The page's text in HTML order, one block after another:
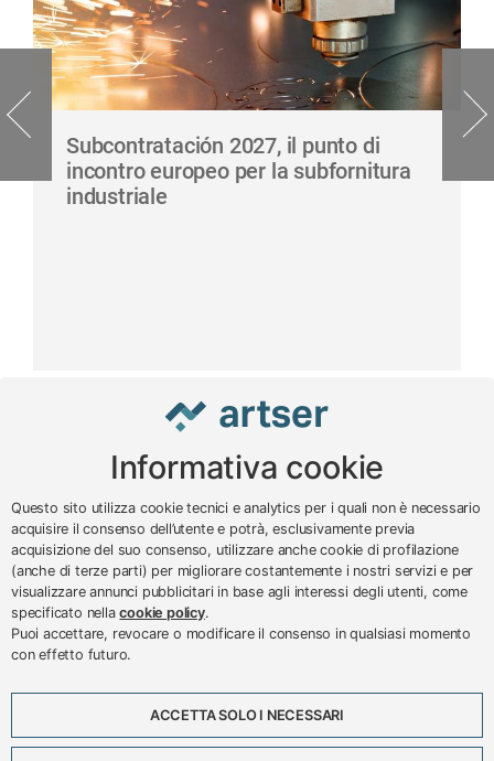
Subcontratación 2027, il punto di
incontro europeo per la subfornitura
industriale
© 2024 – 2026 - ARTSER SRL
ARTSER SRL - Viale Milano, 5 - Varese -
P.IVA 01878290129
Tel. 0332 256111 - Fax 0332 256200 -
VA-213777
Lavora con noi Scadenzario
Informativa cookie
Questo sito utilizza cookie tecnici e analytics per i quali non è necessario
acquisire il consenso dell’utente e potrà, esclusivamente previa
acquisizione del suo consenso, utilizzare anche cookie di profilazione
(anche di terze parti) per migliorare costantemente i nostri servizi e per
visualizzare annunci pubblicitari in base agli interessi degli utenti, come
specificato nellacookie policy.
Puoi accettare, revocare o modificare il consenso in qualsiasi momento
con effetto futuro.
ACCETTA SOLO I NECESSARI